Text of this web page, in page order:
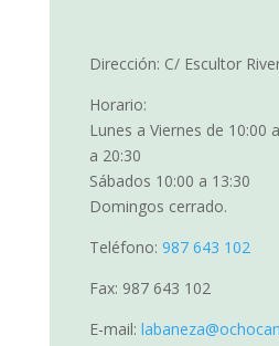
Dirección: C/ Escultor
Horario:
Lunes a Viernes de 10:00
a 20:30
Sábados 10:00 a 13:30
Domingos cerrado.
Teléfono: 987 643 102
Fax: 987 643 102
E-mail: